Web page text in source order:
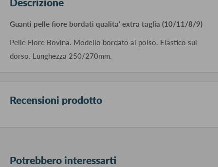
Guanti pelle fiore bordati qualita' extra taglia (10/11/8/9)
Pelle Fiore Bovina. Modello bordato al polso. Elastico sul
dorso. Lunghezza 250/270mm.
Recensioni prodotto
Potrebbero interessarti